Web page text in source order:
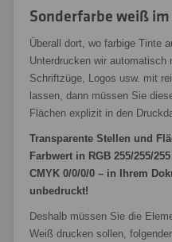
Sonderfarbe weiß
Überall dort, wo farbige Tinte
Unterdrucken wir
Schriftzüge, Logos usw. mit
lassen, dann müssen Sie
Flächen explizit in den
Transparente Stellen und
Farbwert in RGB 255/255/
CMYK 0/0/0/0 – in Ihrem
unbedruckt!
Deshalb müssen Sie die
Weiß drucken sollen,